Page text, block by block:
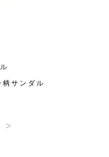
サンダル
>